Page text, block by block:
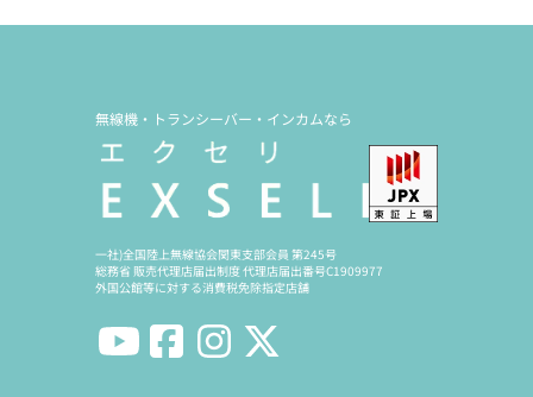
無線機・トランシーバー・インカムなら
一社)全国陸上無線協会関東支部会員 第245号
総務省 販売代理店届出制度 代理店届出番号C1909977
外国公館等に対する消費税免除指定店舗